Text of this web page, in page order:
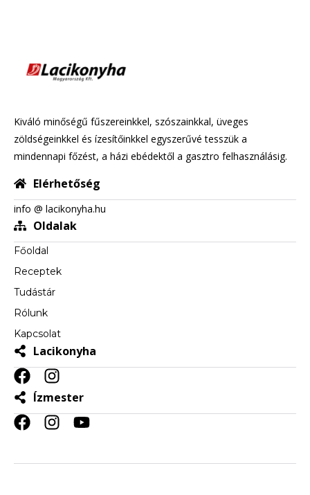
Kiváló minőségű fűszereinkkel, szószainkkal, üveges
zöldségeinkkel és ízesítőinkkel egyszerűvé tesszük a
mindennapi főzést, a házi ebédektől a gasztro felhasználásig.
Elérhetőség
info @ lacikonyha.hu
Oldalak
Főoldal
Receptek
Tudástár
Rólunk
Kapcsolat
Lacikonyha
Ízmester